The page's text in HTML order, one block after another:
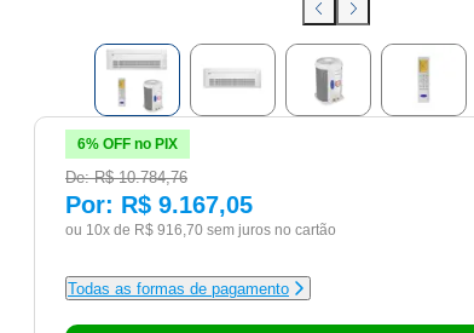
6% OFF no PIX
De:R$ 10.784,76
Por: R$ 9.167,05
ou 10x de R$ 916,70 sem juros no cartão
Todas as formas de pagamento